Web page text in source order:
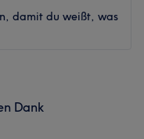
damit du weißt, was
Dank